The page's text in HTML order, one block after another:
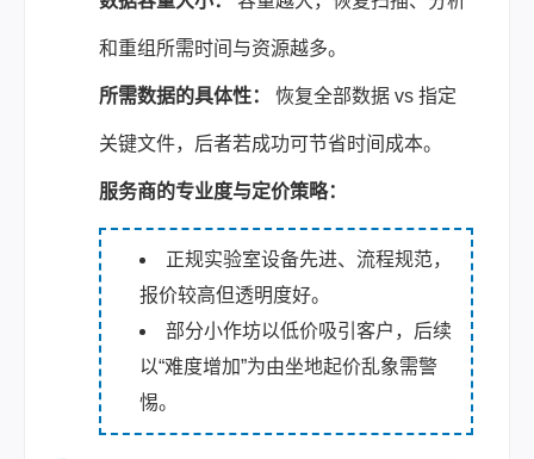
和重组所需时间与资源越多。
所需数据的具体性： 恢复全部数据 vs 指定
关键文件，后者若成功可节省时间成本。
服务商的专业度与定价策略：
正规实验室设备先进、流程规范，
报价较高但透明度好。
部分小作坊以低价吸引客户，后续
以“难度增加”为由坐地起价乱象需警
惕。